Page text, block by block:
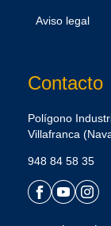
Aviso legal
Contacto
Polígono
Villafranca
948 84 58 35